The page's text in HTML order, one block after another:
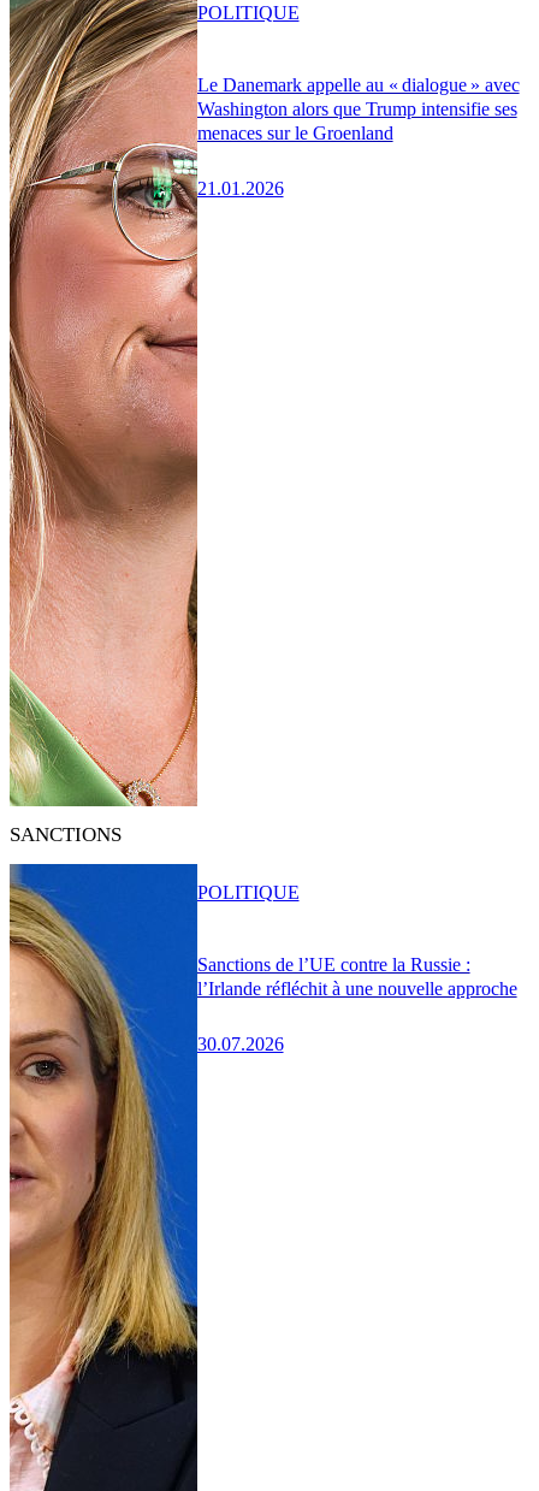
Le Danemark appelle au « dialogue » avec
Washington alors que Trump intensifie ses
menaces sur le Groenland
21.01.2026
POLITIQUE
SANCTIONS
Sanctions de l’UE contre la Russie :
l’Irlande réfléchit à une nouvelle approche
30.07.2026
POLITIQUE